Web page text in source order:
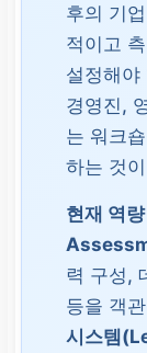
후의 기
적이고
설정해야
경영진,
는 워크
하는 것
현재 역
력 구성,
등을 객
시스템